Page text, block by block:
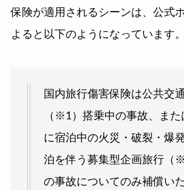
保険が適用されるシーンは、公式
よると以下のようになっています。
国内旅行傷害保険は公共交
（※1）搭乗中の事故、また
に宿泊中の火災・破裂・爆
泊を伴う募集型企画旅行（
の事故についてのみ補償い